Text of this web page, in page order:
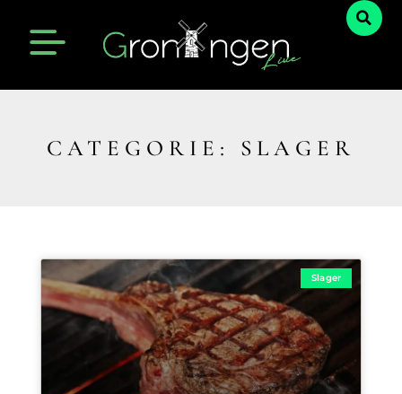
CATEGORIE: SLAGER
Slager